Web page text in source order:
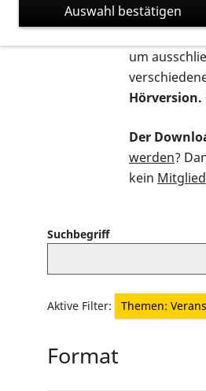
Auf dieser
um
Hörversion.
Der
werden?
kein Mitglied
Suchbegriff
Aktive Filter: Themen:
Format
Auswahl bestätigen